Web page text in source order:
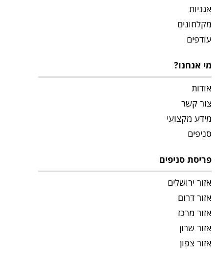
אגניות
מקלחונים
עודפים
מי אנחנו?
אודות
צור קשר
מידע מקצועי
סניפים
פריסת סניפים
אזור ירושלים
אזור דרום
אזור מרכז
אזור שרון
אזור צפון